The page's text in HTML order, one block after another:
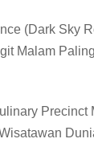
(Dark Sky
Malam
Precinct